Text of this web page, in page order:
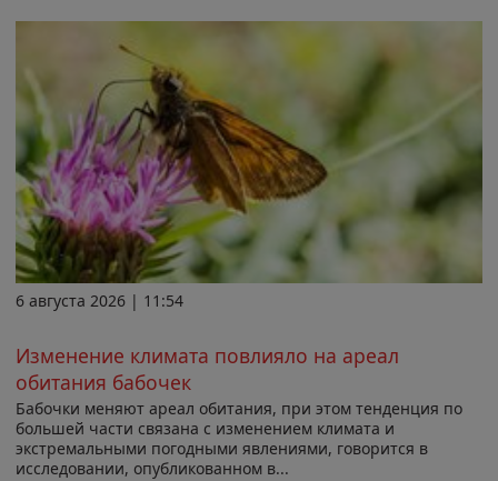
6 августа 2026 | 11:54
Изменение климата повлияло на ареал
обитания бабочек
Бабочки меняют ареал обитания, при этом тенденция по
большей части связана с изменением климата и
экстремальными погодными явлениями, говорится в
исследовании, опубликованном в...